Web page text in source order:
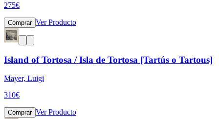
275€
Comprar Ver Producto
Island of Tortosa / Isla de Tortosa [Tartús o Tartous]
Mayer, Luigi
310€
Comprar Ver Producto